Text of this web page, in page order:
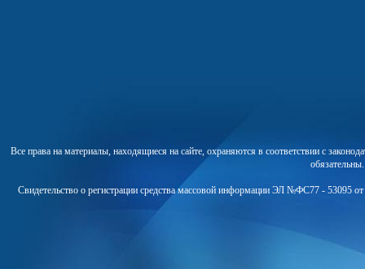
Все права на материалы, находящиеся на сайте, охраняются в соответствии с
Свидетельство о регистрации средства массовой информации ЭЛ №ФС77 - 53095